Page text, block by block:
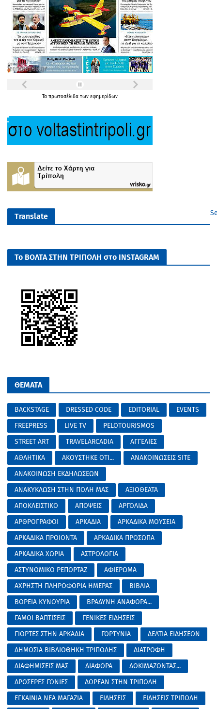
Τα πρωτοσέλιδα των εφημερίδων
Translate
Το ΒΟΛΤΑ ΣΤΗΝ ΤΡΙΠΟΛΗ στο INSTAGRAM
ΘΕΜΑΤΑ
BACKSTAGE DRESSED CODE EDITORIAL
EVENTS
FREEPRESS
LIVE TV
PELOTOURISMOS
STREET ART
TRAVELARCADIA
ΑΓΓΕΛΙΕΣ
ΑΘΛΗΤΙΚΑ
ΑΚΟΥΣΤΗΚΕ ΟΤΙ...
ΑΝΑΚΟΙΝΩΣΕΙΣ SITE
ΑΝΑΚΟΙΝΩΣΗ ΕΚΔΗΛΩΣΕΩΝ
ΑΝΑΚΥΚΛΩΣΗ ΣΤΗΝ ΠΟΛΗ ΜΑΣ
ΑΞΙΟΘΕΑΤΑ
ΑΠΟΚΛΕΙΣΤΙΚΟ
ΑΠΟΨΕΙΣ
ΑΡΓΟΛΙΔΑ
ΑΡΘΡΟΓΡΑΦΟΙ
ΑΡΚΑΔΙΑ
ΑΡΚΑΔΙΚΑ ΜΟΥΣΕΙΑ
ΑΡΚΑΔΙΚΑ ΠΡΟΙΟΝΤΑ
ΑΡΚΑΔΙΚΑ ΠΡΟΣΩΠΑ
ΑΡΚΑΔΙΚΑ ΧΩΡΙΑ
ΑΣΤΡΟΛΟΓΙΑ
ΑΣΤΥΝΟΜΙΚΟ ΡΕΠΟΡΤΑΖ
ΑΦΙΕΡΩΜΑ
ΑΧΡΗΣΤΗ ΠΛΗΡΟΦΟΡΙΑ ΗΜΕΡΑΣ
ΒΙΒΛΙΑ
ΒΟΡΕΙΑ ΚΥΝΟΥΡΙΑ
ΒΡΑΔΥΝΗ ΑΝΑΦΟΡΑ...
ΓΑΜΟΙ ΒΑΠΤΙΣΕΙΣ
ΓΕΝΙΚΕΣ ΕΙΔΗΣΕΙΣ
ΓΙΟΡΤΕΣ ΣΤΗΝ ΑΡΚΑΔΙΑ
ΓΟΡΤΥΝΙΑ
ΔΕΛΤΙΑ ΕΙΔΗΣΕΩΝ
ΔΗΜΟΣΙΑ ΒΙΒΛΙΟΘΗΚΗ ΤΡΙΠΟΛΗΣ
ΔΙΑΤΡΟΦΗ
ΔΙΑΦΗΜΙΣΕΙΣ ΜΑΣ
ΔΙΑΦΟΡΑ
ΔΟΚΙΜΑΖΟΝΤΑΣ...
ΔΡΟΣΕΡΕΣ ΓΩΝΙΕΣ
ΔΩΡΕΑΝ ΣΤΗΝ ΤΡΙΠΟΛΗ
ΕΓΚΑΙΝΙΑ ΝΕΑ ΜΑΓΑΖΙΑ
ΕΙΔΗΣΕΙΣ
ΕΙΔΗΣΕΙΣ ΤΡΙΠΟΛΗ